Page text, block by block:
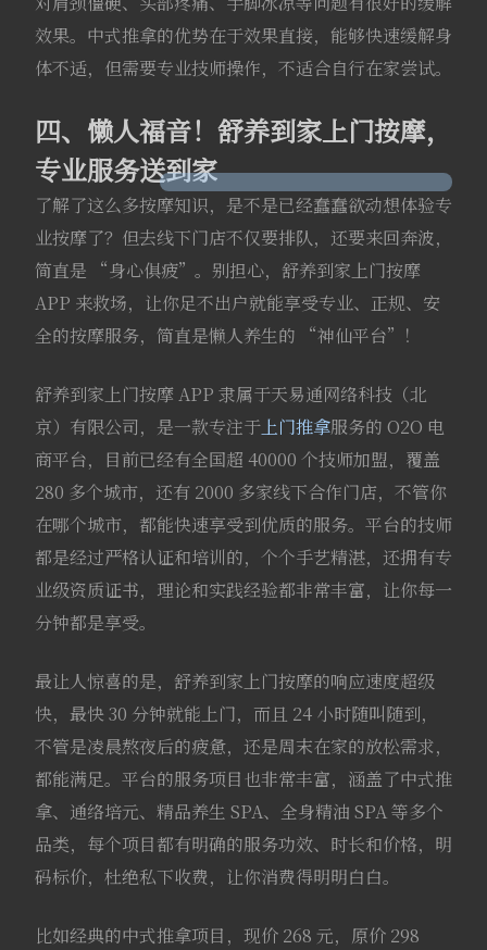
效果。中式推拿的优势在于效果直接，能够快速缓解身
体不适，但需要专业技师操作，不适合自行在家尝试。
四、懒人福音！舒养到家上门按摩，
专业服务送到家
了解了这么多按摩知识，是不是已经蠢蠢欲动想体验专
业按摩了？但去线下门店不仅要排队，还要来回奔波，
简直是 “身心俱疲”。别担心，舒养到家上门按摩
APP 来救场，让你足不出户就能享受专业、正规、安
全的按摩服务，简直是懒人养生的 “神仙平台”！
舒养到家上门按摩 APP 隶属于天易通网络科技（北
京）有限公司，是一款专注于上门推拿服务的 O2O 电
商平台，目前已经有全国超 40000 个技师加盟，覆盖
280 多个城市，还有 2000 多家线下合作门店，不管你
在哪个城市，都能快速享受到优质的服务。平台的技师
都是经过严格认证和培训的，个个手艺精湛，还拥有专
业级资质证书，理论和实践经验都非常丰富，让你每一
分钟都是享受。
最让人惊喜的是，舒养到家上门按摩的响应速度超级
快，最快 30 分钟就能上门，而且 24 小时随叫随到，
不管是凌晨熬夜后的疲惫，还是周末在家的放松需求，
都能满足。平台的服务项目也非常丰富，涵盖了中式推
拿、通络培元、精品养生 SPA、全身精油 SPA 等多个
品类，每个项目都有明确的服务功效、时长和价格，明
码标价，杜绝私下收费，让你消费得明明白白。
比如经典的中式推拿项目，现价 268 元，原价 298